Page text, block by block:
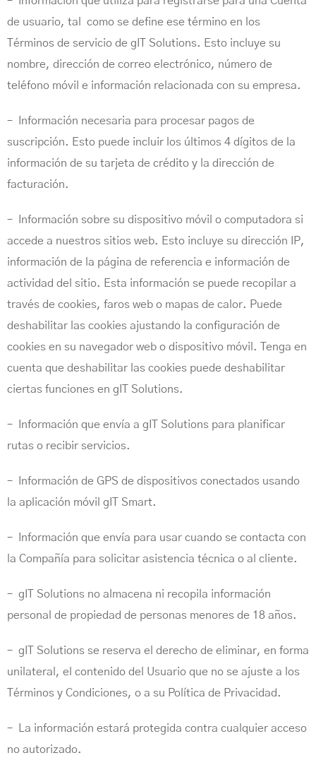
de usuario, tal como se define ese término en los
Términos de servicio de gIT Solutions. Esto incluye su
nombre, dirección de correo electrónico, número de
teléfono móvil e información relacionada con su empresa.
– Información necesaria para procesar pagos de
suscripción. Esto puede incluir los últimos 4 dígitos de la
información de su tarjeta de crédito y la dirección de
facturación.
– Información sobre su dispositivo móvil o computadora si
accede a nuestros sitios web. Esto incluye su dirección IP,
información de la página de referencia e información de
actividad del sitio. Esta información se puede recopilar a
través de cookies, faros web o mapas de calor. Puede
deshabilitar las cookies ajustando la configuración de
cookies en su navegador web o dispositivo móvil. Tenga en
cuenta que deshabilitar las cookies puede deshabilitar
ciertas funciones en gIT Solutions.
– Información que envía a gIT Solutions para planificar
rutas o recibir servicios.
– Información de GPS de dispositivos conectados usando
la aplicación móvil gIT Smart.
– Información que envía para usar cuando se contacta con
la Compañía para solicitar asistencia técnica o al cliente.
– gIT Solutions no almacena ni recopila información
personal de propiedad de personas menores de 18 años.
– gIT Solutions se reserva el derecho de eliminar, en forma
unilateral, el contenido del Usuario que no se ajuste a los
Términos y Condiciones, o a su Política de Privacidad.
– La información estará protegida contra cualquier acceso
no autorizado.